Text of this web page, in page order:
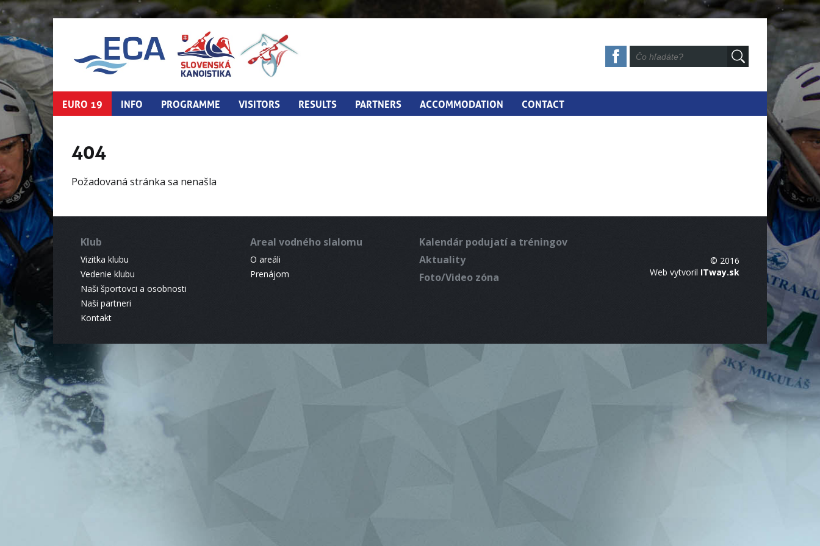
EURO 19 INFO PROGRAMME VISITORS RESULTS PARTNERS ACCOMMODATION CONTACT
404
Požadovaná stránka sa nenašla
Klub
Vizitka klubu
Vedenie klubu
Naši športovci a osobnosti
Naši partneri
Kontakt
Areal vodného slalomu
O areáli
Prenájom
Kalendár podujatí a tréningov
Aktuality
Foto/Video zóna
© 2016
Web vytvoril ITway.sk